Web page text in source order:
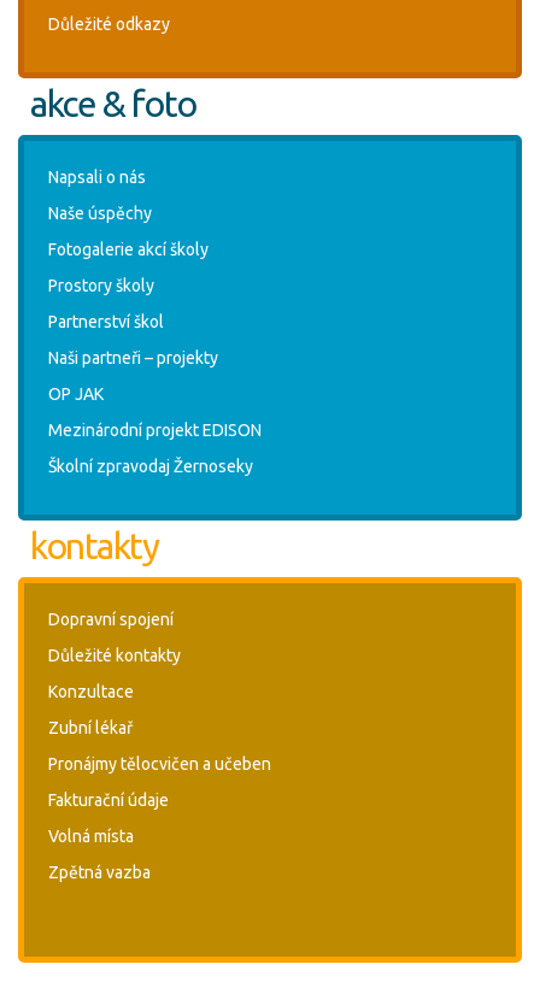
Důležité odkazy
akce & foto
Napsali o nás
Naše úspěchy
Fotogalerie akcí školy
Prostory školy
Partnerství škol
Naši partneři – projekty
OP JAK
Mezinárodní projekt EDISON
Školní zpravodaj Žernoseky
kontakty
Dopravní spojení
Důležité kontakty
Konzultace
Zubní lékař
Pronájmy tělocvičen a učeben
Fakturační údaje
Volná místa
Zpětná vazba